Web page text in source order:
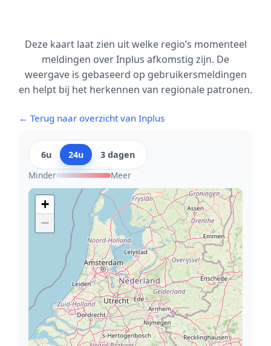
Deze kaart laat zien uit welke regio’s momenteel
meldingen over Inplus afkomstig zijn. De
weergave is gebaseerd op gebruikersmeldingen
en helpt bij het herkennen van regionale patronen.
← Terug naar overzicht van Inplus
6u 24u
3 dagen
Minder
Meer
+
−